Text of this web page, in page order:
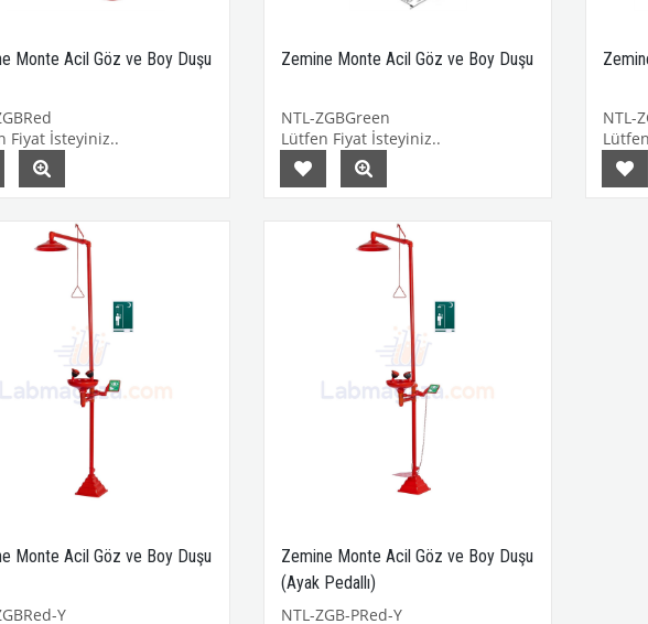
Monte Acil Göz ve Boy Duşu
Fiyat İsteyiniz..
Zemine Monte Acil Göz ve Boy Duşu
NTL-ZGBGreen
Lütfen Fiyat İsteyiniz..
NTL-
Monte Acil Göz ve Boy Duşu
Y
Zemine Monte Acil Göz ve Boy Duşu
(Ayak Pedallı)
NTL-ZGB-PRed-Y